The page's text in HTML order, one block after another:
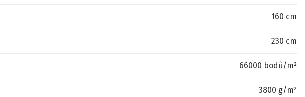
160 cm
230 cm
66000 bodů/m²
3800 g/m²